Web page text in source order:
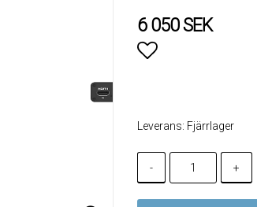
6 050 SEK
Leverans: Fjärrlager
- +